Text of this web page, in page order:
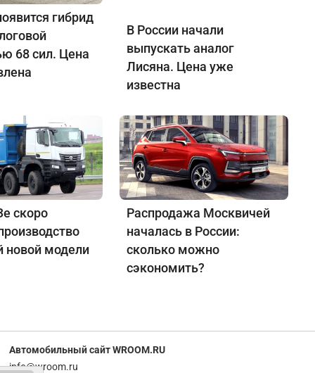
гибрид
68 сил. Цена
В России начали
выпускать аналог
Лисяна. Цена уже
известна
скоро
новой модели
Распродажа Москвичей
началась в России:
сколько можно
сэкономить?
Автомобильный сайт WROOM.RU
info@wroom.ru